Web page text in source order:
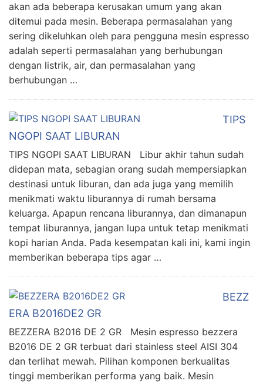
akan ada beberapa kerusakan umum yang akan
ditemui pada mesin. Beberapa permasalahan yang
sering dikeluhkan oleh para pengguna mesin espresso
adalah seperti permasalahan yang berhubungan
dengan listrik, air, dan permasalahan yang
berhubungan …
TIPS
NGOPI SAAT LIBURAN
TIPS NGOPI SAAT LIBURAN Libur akhir tahun sudah
didepan mata, sebagian orang sudah mempersiapkan
destinasi untuk liburan, dan ada juga yang memilih
menikmati waktu liburannya di rumah bersama
keluarga. Apapun rencana liburannya, dan dimanapun
tempat liburannya, jangan lupa untuk tetap menikmati
kopi harian Anda. Pada kesempatan kali ini, kami ingin
memberikan beberapa tips agar …
BEZZ
ERA B2016DE2 GR
BEZZERA B2016 DE 2 GR Mesin espresso bezzera
B2016 DE 2 GR terbuat dari stainless steel AISI 304
dan terlihat mewah. Pilihan komponen berkualitas
tinggi memberikan performa yang baik. Mesin